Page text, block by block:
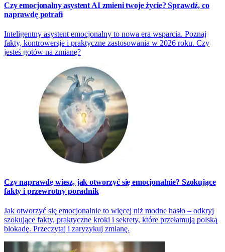
Czy emocjonalny asystent AI zmieni twoje życie? Sprawdź, co
naprawdę potrafi
Inteligentny asystent emocjonalny to nowa era wsparcia. Poznaj
fakty, kontrowersje i praktyczne zastosowania w 2026 roku. Czy
jesteś gotów na zmianę?
Czy naprawdę wiesz, jak otworzyć się emocjonalnie? Szokujące
fakty i przewrotny poradnik
Jak otworzyć się emocjonalnie to więcej niż modne hasło – odkryj
szokujące fakty, praktyczne kroki i sekrety, które przełamują polską
blokadę. Przeczytaj i zaryzykuj zmianę.